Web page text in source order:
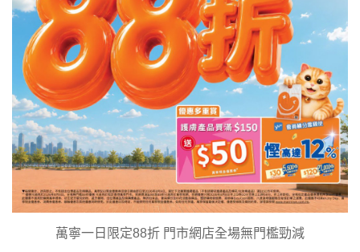
萬寧一日限定88折 門市網店全場無門檻勁減